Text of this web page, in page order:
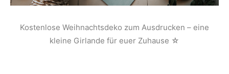
Kostenlose Weihnachtsdeko zum Ausdrucken – eine
kleine Girlande für euer Zuhause ☆